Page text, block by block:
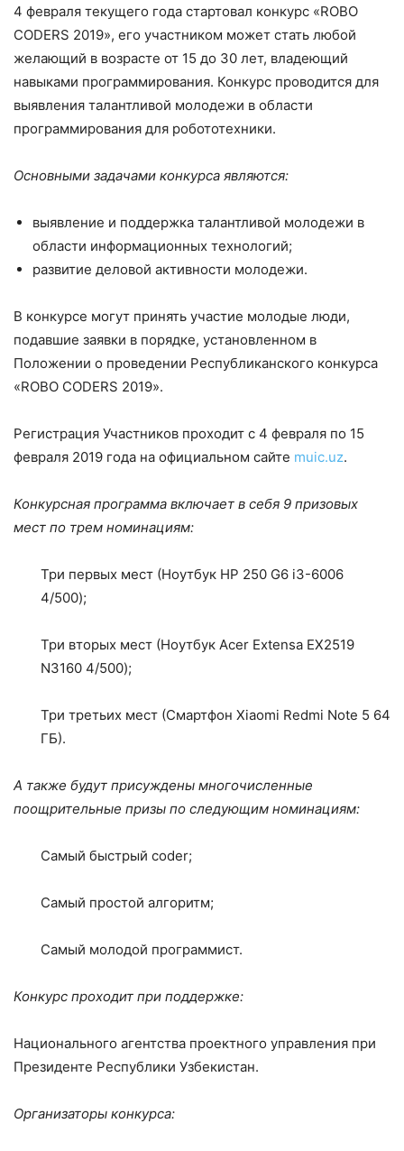
4 февраля текущего года стартовал конкурс «ROBO
CODERS 2019», его участником может стать любой
желающий в возрасте от 15 до 30 лет, владеющий
навыками программирования. Конкурс проводится для
выявления талантливой молодежи в области
программирования для робототехники.
Основными задачами конкурса являются:
выявление и поддержка талантливой молодежи в
области информационных технологий;
развитие деловой активности молодежи.
В конкурсе могут принять участие молодые люди,
подавшие заявки в порядке, установленном в
Положении о проведении Республиканского конкурса
«ROBO CODERS 2019».
Регистрация Участников проходит с 4 февраля по 15
февраля 2019 года на официальном сайте muic.uz.
Конкурсная программа включает в себя 9 призовых
мест по трем номинациям:
Три первых мест (Ноутбук HP 250 G6 i3-6006
4/500);
Три вторых мест (Ноутбук Acer Extensa EX2519
N3160 4/500);
Три третьих мест (Смартфон Xiaomi Redmi Note 5 64
ГБ).
А также будут присуждены многочисленные
поощрительные призы по следующим номинациям:
Самый быстрый coder;
Самый простой алгоритм;
Самый молодой программист.
Конкурс проходит при поддержке:
Национального агентства проектного управления при
Президенте Республики Узбекистан.
Организаторы конкурса: